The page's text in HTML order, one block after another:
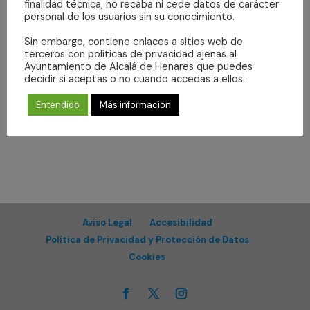
vistas
Suscribirse al calendario
Aviso Legal
Accesibilidad
Política de Privacidad y Protección de Datos
Cookies
finalidad técnica, no recaba ni cede datos de carácter
personal de los usuarios sin su conocimiento.
Sin embargo, contiene enlaces a sitios web de
terceros con políticas de privacidad ajenas al
Ayuntamiento de Alcalá de Henares que puedes
decidir si aceptas o no cuando accedas a ellos.
Entendido Más información